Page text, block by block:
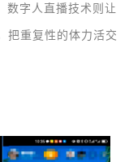
数字人直播技术则让
把重复性的体力活交